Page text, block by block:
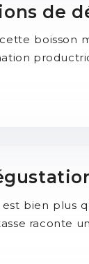
de
boisson
bien plus
raconte